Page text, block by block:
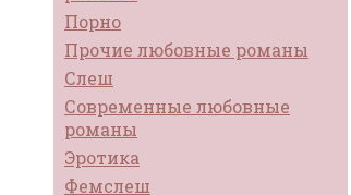
Порно
Прочие любовные романы
Слеш
Современные любовные
романы
Эротика
Фемслеш